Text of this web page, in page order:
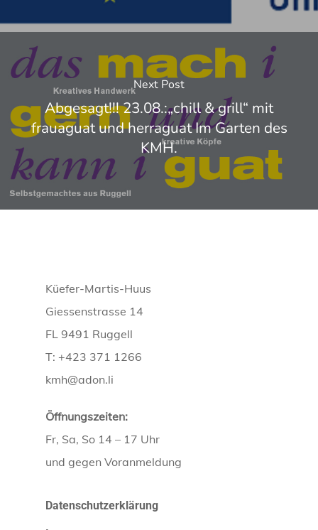
Next Post
Abgesagt!!! 23.08.:„chill & grill“ mit
frauaguat und herraguat Im Garten des
KMH.
Küefer-Martis-Huus
Giessenstrasse 14
FL 9491 Ruggell
T: +423 371 1266
kmh@adon.li
Öffnungszeiten:
Fr, Sa, So 14 – 17 Uhr
und gegen Voranmeldung
Datenschutzerklärung